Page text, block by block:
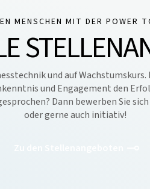
MENSCHEN MIT DER POWER
und auf
und Engagement den
Dann bewerben Sie
oder gerne auch initiativ!